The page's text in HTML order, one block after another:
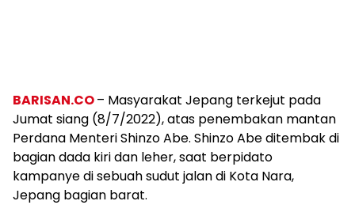
BARISAN.CO– Masyarakat Jepang terkejut pada
Jumat siang (8/7/2022), atas penembakan mantan
Perdana Menteri Shinzo Abe. Shinzo Abe ditembak di
bagian dada kiri dan leher, saat berpidato
kampanye di sebuah sudut jalan di Kota Nara,
Jepang bagian barat.